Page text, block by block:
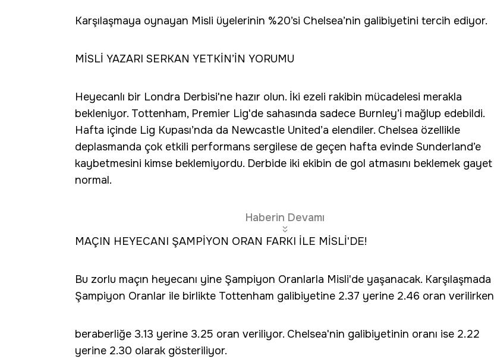
Karşılaşmaya oynayan Misli üyelerinin %20’si Chelsea’nin galibiyetini tercih ediyor.
MİSLİ YAZARI SERKAN YETKİN’İN YORUMU
Heyecanlı bir Londra Derbisi'ne hazır olun. İki ezeli rakibin mücadelesi merakla
bekleniyor. Tottenham, Premier Lig'de sahasında sadece Burnley’i mağlup edebildi.
Hafta içinde Lig Kupası’nda da Newcastle United’a elendiler. Chelsea özellikle
deplasmanda çok etkili performans sergilese de geçen hafta evinde Sunderland’e
kaybetmesini kimse beklemiyordu. Derbide iki ekibin de gol atmasını beklemek gayet
normal.
Haberin Devamı
MAÇIN HEYECANI ŞAMPİYON ORAN FARKI İLE MİSLİ'DE!
Bu zorlu maçın heyecanı yine Şampiyon Oranlarla Misli'de yaşanacak. Karşılaşmada
Şampiyon Oranlar ile birlikte Tottenham galibiyetine 2.37 yerine 2.46 oran verilirken
beraberliğe 3.13 yerine 3.25 oran veriliyor. Chelsea'nin galibiyetinin oranı ise 2.22
yerine 2.30 olarak gösteriliyor.